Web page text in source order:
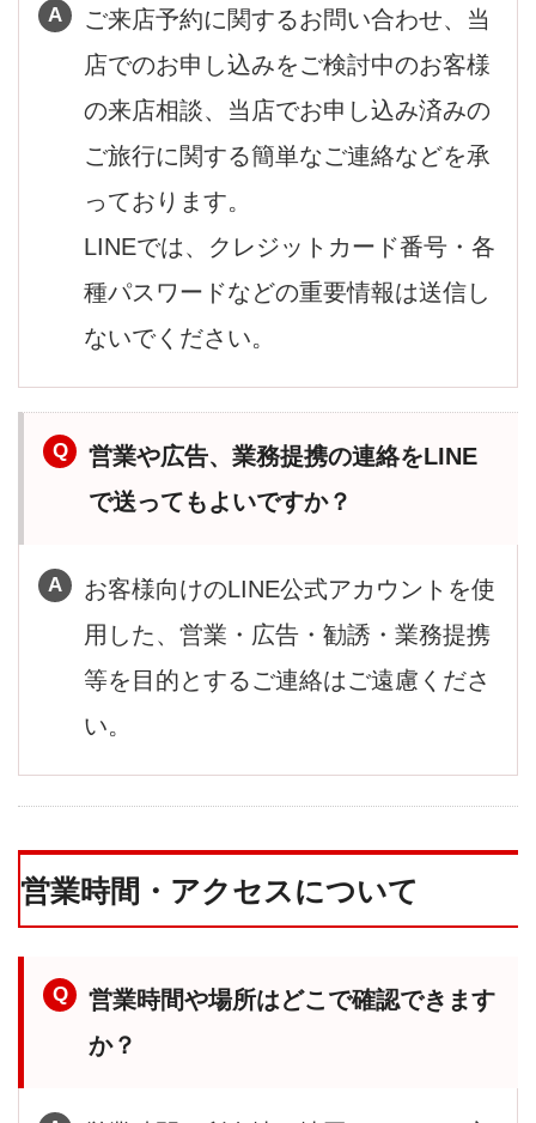
ご来店予約に関するお問い合わせ、当
店でのお申し込みをご検討中のお客様
の来店相談、当店でお申し込み済みの
ご旅行に関する簡単なご連絡などを承
っております。
LINEでは、クレジットカード番号・各
種パスワードなどの重要情報は送信し
ないでください。
営業や広告、業務提携の連絡をLINE
で送ってもよいですか？
お客様向けのLINE公式アカウントを使
用した、営業・広告・勧誘・業務提携
等を目的とするご連絡はご遠慮くださ
い。
営業時間・アクセスについて
営業時間や場所はどこで確認できます
か？